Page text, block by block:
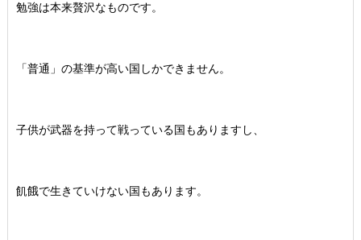
勉強は本来贅沢なものです。
「普通」の基準が高い国しかできません。
子供が武器を持って戦っている国もありますし、
飢餓で生きていけない国もあります。